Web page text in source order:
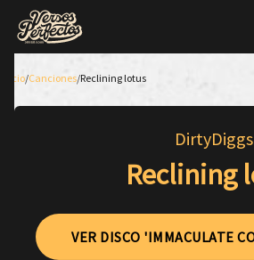
Inicio/Canciones/Reclining lotus
DirtyDiggs
Reclining
VER DISCO 'IMMACULATE